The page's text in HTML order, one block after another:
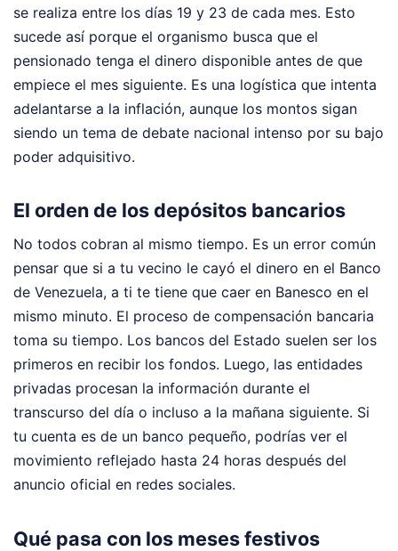
se realiza entre los días 19 y 23 de cada mes. Esto
sucede así porque el organismo busca que el
pensionado tenga el dinero disponible antes de que
empiece el mes siguiente. Es una logística que intenta
adelantarse a la inflación, aunque los montos sigan
siendo un tema de debate nacional intenso por su bajo
poder adquisitivo.
El orden de los depósitos bancarios
No todos cobran al mismo tiempo. Es un error común
pensar que si a tu vecino le cayó el dinero en el Banco
de Venezuela, a ti te tiene que caer en Banesco en el
mismo minuto. El proceso de compensación bancaria
toma su tiempo. Los bancos del Estado suelen ser los
primeros en recibir los fondos. Luego, las entidades
privadas procesan la información durante el
transcurso del día o incluso a la mañana siguiente. Si
tu cuenta es de un banco pequeño, podrías ver el
movimiento reflejado hasta 24 horas después del
anuncio oficial en redes sociales.
Qué pasa con los meses festivos